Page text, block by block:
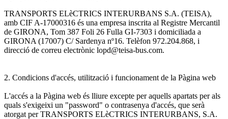
TRANSPORTS ELèCTRICS INTERURBANS S.A. (TEISA),
amb CIF A-17000316 és una empresa inscrita al Registre Mercantil
de GIRONA, Tom 387 Foli 26 Fulla GI-7303 i domiciliada a
GIRONA (17007) C/ Sardenya nº16. Telèfon 972.204.868, i
direcció de correu electrònic lopd@teisa-bus.com.
2. Condicions d'accés, utilització i funcionament de la Pàgina web
L'accés a la Pàgina web és lliure excepte per aquells apartats per als
quals s'exigeixi un "password" o contrasenya d'accés, que serà
atorgat per TRANSPORTS ELèCTRICS INTERURBANS, S.A.